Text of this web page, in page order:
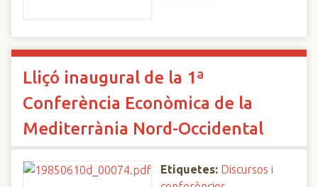
Lliçó inaugural de la 1ª
Conferència Econòmica de la
Mediterrània Nord-Occidental
Etiquetes: Discursos i